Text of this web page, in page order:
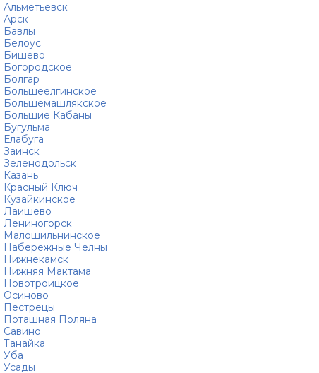
Альметьевск
Арск
Бавлы
Белоус
Бишево
Богородское
Болгар
Большеелгинское
Большемашлякское
Большие Кабаны
Бугульма
Елабуга
Заинск
Зеленодольск
Казань
Красный Ключ
Кузайкинское
Лаишево
Лениногорск
Малошильнинское
Набережные Челны
Нижнекамск
Нижняя Мактама
Новотроицкое
Осиново
Пестрецы
Поташная Поляна
Савино
Танайка
Уба
Усады